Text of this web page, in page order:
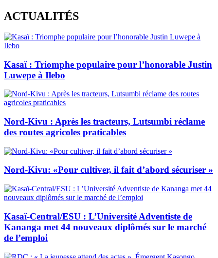
Skip
to
content
ACTUALITÉS
Kasaï : Triomphe populaire pour l’honorable Justin
Luwepe à Ilebo
Nord-Kivu : Après les tracteurs, Lutsumbi réclame
des routes agricoles praticables
Nord-Kivu: «Pour cultiver, il fait d’abord sécuriser »
Kasaï-Central/ESU : L’Université Adventiste de
Kananga met 44 nouveaux diplômés sur le marché
de l’emploi